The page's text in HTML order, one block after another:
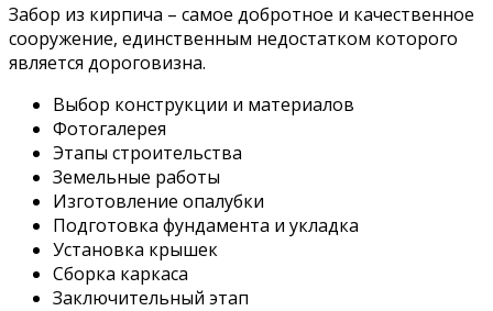
Забор из кирпича – самое добротное и качественное
сооружение, единственным недостатком которого
является дороговизна.
Выбор конструкции и материалов
Фотогалерея
Этапы строительства
Земельные работы
Изготовление опалубки
Подготовка фундамента и укладка
Установка крышек
Сборка каркаса
Заключительный этап